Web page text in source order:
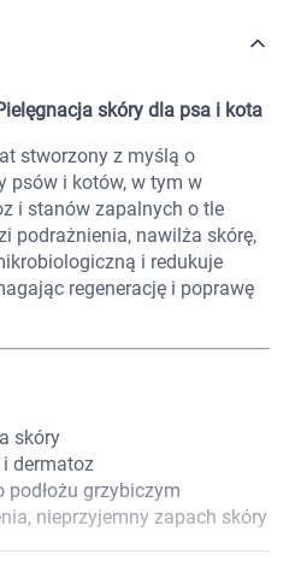
cookies w celu
skóry dla psa i kota
stworzony z myślą o
psów i kotów, w tym w
i stanów zapalnych o tle
podrażnienia, nawilża skórę,
i redukuje
regenerację i poprawę
skóry
i dermatoz
grzybiczym
nieprzyjemny zapach skóry